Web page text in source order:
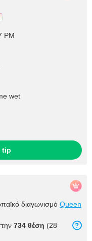
PM
wet
tip
διαγωνισμό Queen
734 θέση (28